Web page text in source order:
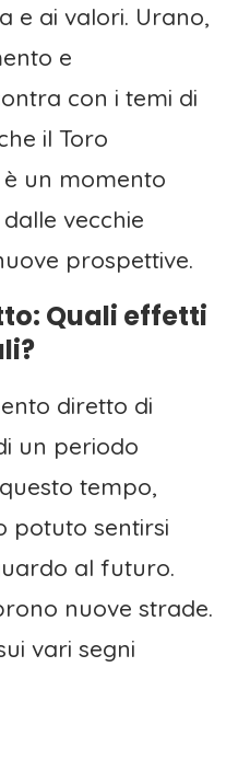
e ai valori. Urano,
e
con i temi di
il Toro
un momento
vecchie
prospettive.
Quali effetti
diretto di
un periodo
tempo,
potuto sentirsi
al futuro.
nuove strade.
vari segni